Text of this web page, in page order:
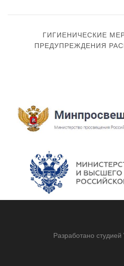
СЛЕДУЮЩИЙ
ПОСТ
ГИГИЕНИЧЕСКИЕ
ПРЕДУПРЕЖДЕНИЯ
Разработано студией